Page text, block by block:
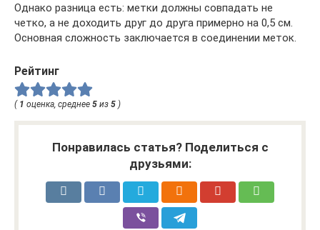
Однако разница есть: метки должны совпадать не
четко, а не доходить друг до друга примерно на 0,5 см.
Основная сложность заключается в соединении меток.
Рейтинг
( 1 оценка, среднее 5 из 5 )
Понравилась статья? Поделиться с
друзьями: